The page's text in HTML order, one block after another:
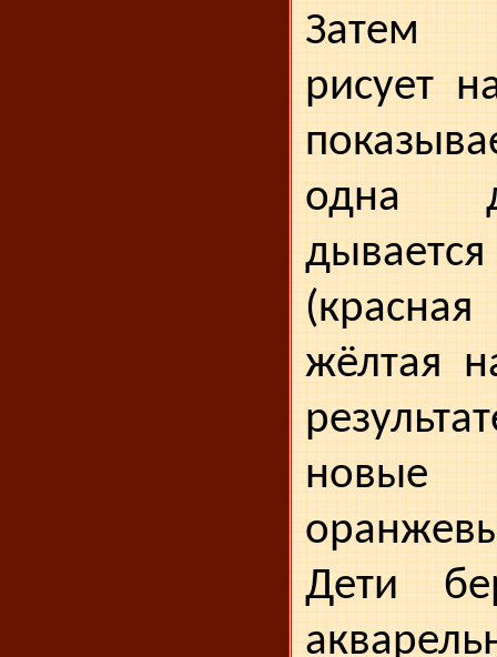
Затем
рисует
одна
жёлтая
Дети